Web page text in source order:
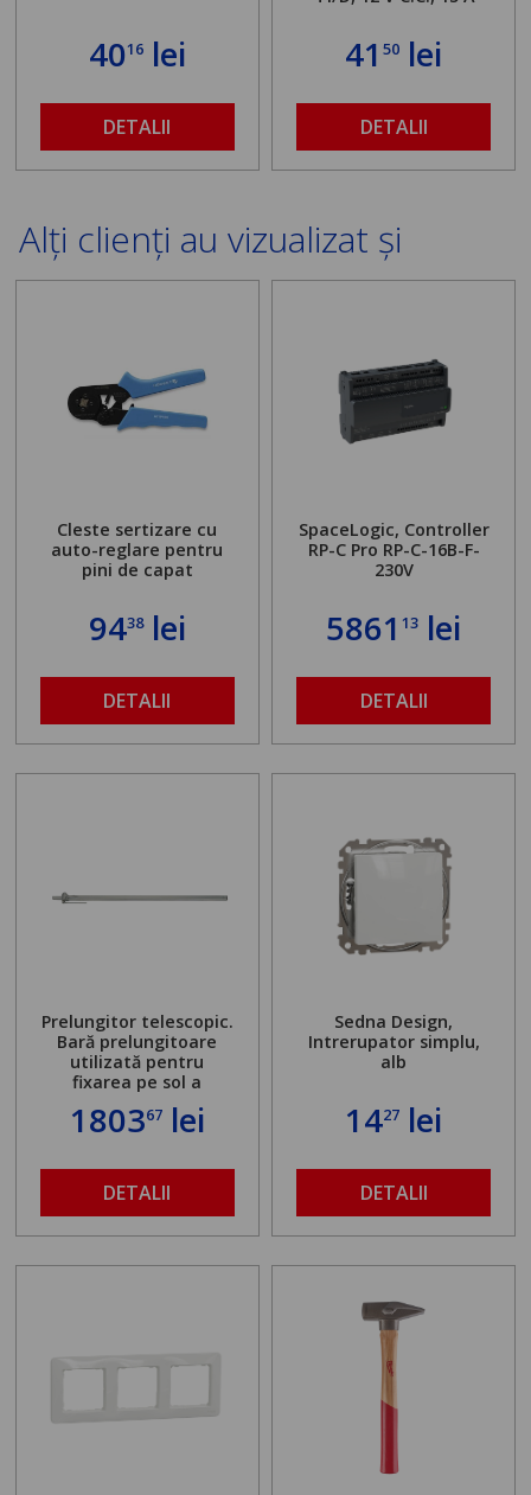
4016lei
DETALII
4150 lei
DETALII
Alți clienți au vizualizat și
Cleste sertizare cu
auto-reglare pentru
pini de capat
9438lei
DETALII
SpaceLogic, Controller
RP-C Pro RP-C-16B-F-
230V
586113 lei
DETALII
Prelungitor telescopic.
Bară prelungitoare
utilizată pentru
fixarea pe sol a
standului mașinii de
găurit în locul
maximă admisă de 500
kg și înălțime reglabilă
de la 1,8 la 2,9 m
180367lei
DETALII
Sedna Design,
Intrerupator simplu,
alb
1427 lei
DETALII